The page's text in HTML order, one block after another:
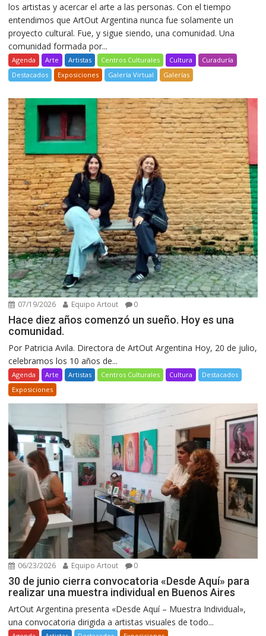
los artistas y acercar el arte a las personas. Con el tiempo
entendimos que ArtOut Argentina nunca fue solamente un
proyecto cultural. Fue, y sigue siendo, una comunidad. Una
comunidad formada por...
Agenda Arte Artistas Centros Culturales Cultura
Curaduría
Destacados
Exposiciones Galería Virtual Galerías
07/19/2026 Equipo Artout 0
Hace diez años comenzó un sueño. Hoy es una
comunidad.
Por Patricia Avila. Directora de ArtOut Argentina Hoy, 20 de julio,
celebramos los 10 años de...
Agenda Arte Artistas Centros Culturales Cultura
Destacados
Exposiciones
06/23/2026 Equipo Artout 0
30 de junio cierra convocatoria «Desde Aquí» para
realizar una muestra individual en Buenos Aires
ArtOut Argentina presenta «Desde Aquí – Muestra Individual»,
una convocatoria dirigida a artistas visuales de todo...